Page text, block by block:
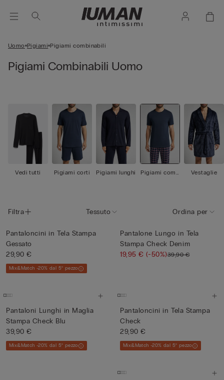
Uomo Pigiami Pigiami combinabili
Pigiami Combinabili Uomo
Vedi tutti Pigiami corti Pigiami lunghi
Pigiami comb
Vestaglie
Filtra Tessuto Ordina per
Pantaloncini in Tela Stampa
Gessato
29,90 €
Mix&Match -20% dal 5° pezzo
Pantalone Lungo in Tela
Stampa Check Denim
19,95 €(-50%)39,90 €
Pantaloni Lunghi in Maglia
Stampa Check Blu
39,90 €
Mix&Match -20% dal 5° pezzo
Pantaloncini in Tela Stampa
Check
29,90 €
Mix&Match -20% dal 5° pezzo